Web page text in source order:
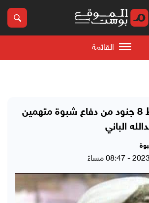
القائمة
الداخلية : ضبط 8 جنود من دفاع شبوة متهمين
الباني